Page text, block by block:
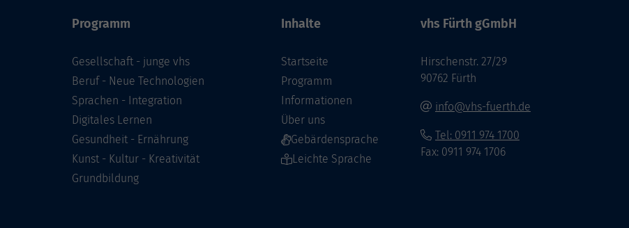
Programm
Gesellschaft - junge vhs
Beruf - Neue Technologien
Sprachen - Integration
Digitales Lernen
Gesundheit - Ernährung
Kunst - Kultur - Kreativität
Grundbildung
Inhalte
Startseite
Programm
Informationen
Über uns
Gebärdensprache
Leichte Sprache
vhs Fürth gGmbH
Hirschenstr. 27/29
90762 Fürth
info@vhs-fuerth.de
Tel: 0911 974 1700
Fax: 0911 974 1706